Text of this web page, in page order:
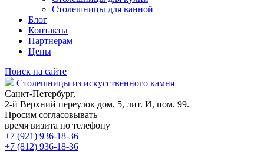
Столешницы для ванной
Блог
Контакты
Партнерам
Цены
Поиск на сайте
Столешницы из искусственного камня
Санкт-Петербург,
2-й Верхний переулок дом. 5, лит. И, пом. 99.
Просим согласовывать
время визита по телефону
+7 (921) 936-18-36
+7 (812) 936-18-36